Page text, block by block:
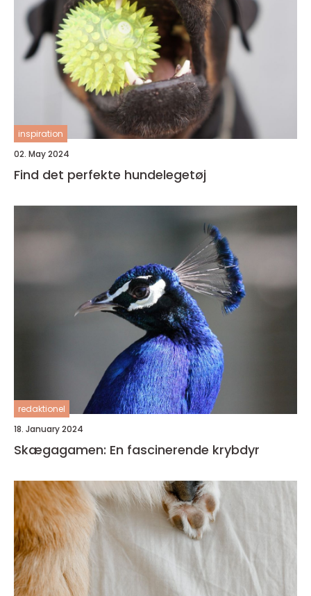
inspiration
02. May 2024
Find det perfekte hundelegetøj
redaktionel
18. January 2024
Skægagamen: En fascinerende krybdyr